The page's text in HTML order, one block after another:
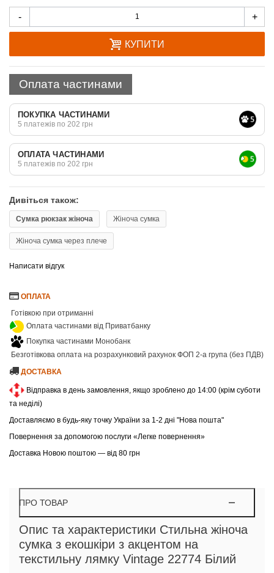
- +
КУПИТИ
Оплата частинами
ПОКУПКА ЧАСТИНАМИ
5 платежів по 202 грн
ОПЛАТА ЧАСТИНАМИ
5 платежів по 202 грн
Дивіться також:
Сумка рюкзак жіноча Жіноча сумка
Жіноча сумка через плече
Написати відгук
ОПЛАТА
Готівкою при отриманні
Оплата частинами від Приватбанку
Покупка частинами Монобанк
Безготівкова оплата на розрахунковий рахунок ФОП 2-а група (без ПДВ)
ДОСТАВКА
Відправка в день замовлення, якщо зроблено до 14:00 (крім суботи
та неділі)
Доставляємо в будь-яку точку України за 1-2 дні "Нова пошта"
Повернення за допомогою послуги «Легке повернення»
Доставка Новою поштою — від 80 грн
ПРО ТОВАР
Опис та характеристики Стильна жіноча
сумка з екошкіри з акцентом на
текстильну лямку Vintage 22774 Білий